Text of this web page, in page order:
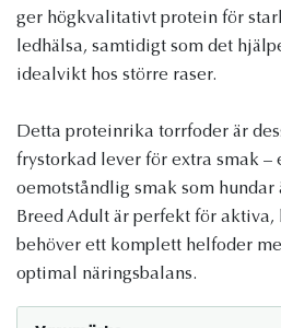
ger högkvalitativt protein för
ledhälsa, samtidigt som det
idealvikt hos större raser.
Detta proteinrika torrfoder är
frystorkad lever för extra smak –
oemotståndlig smak som hundar
Breed Adult är perfekt för
behöver ett komplett helfoder
optimal näringsbalans.